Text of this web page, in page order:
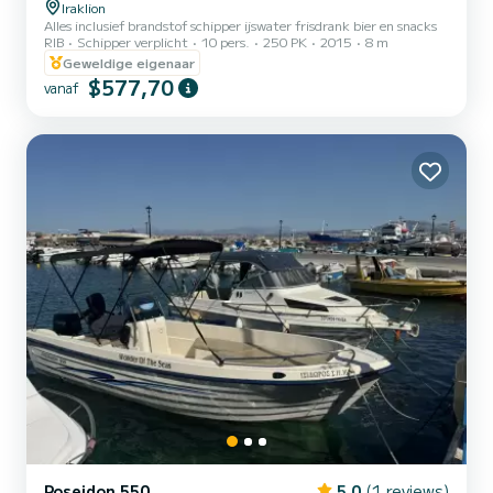
Iraklion
Alles inclusief brandstof schipper ijswater frisdrank bier en snacks
RIB
Schipper verplicht 10 pers. 250 PK 2015
8 m
Geweldige eigenaar
vanaf $577,70